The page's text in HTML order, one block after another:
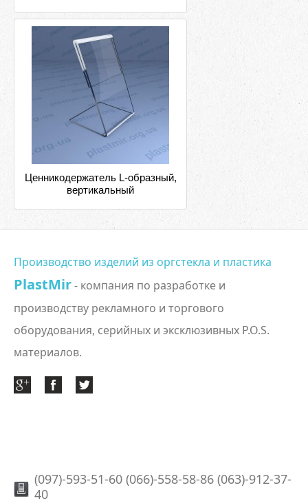
Ценникодержатель L-образный,
вертикальный
Производство изделий из оргстекла и пластика
PlastMir- компания по разработке и
производству рекламного и торгового
оборудования, серийных и эксклюзивных P.O.S.
материалов.
(097)-593-51-60 (066)-558-58-86 (063)-912-37-
40